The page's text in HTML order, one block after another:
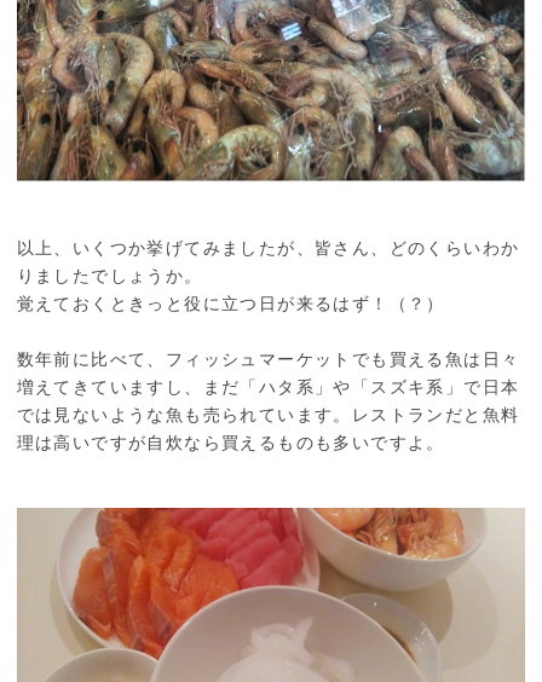
以上、いくつか挙げてみましたが、皆さん、どのくらいわか
りましたでしょうか。
覚えておくときっと役に立つ日が来るはず！（？）
数年前に比べて、フィッシュマーケットでも買える魚は日々
増えてきていますし、まだ「ハタ系」や「スズキ系」で日本
では見ないような魚も売られています。レストランだと魚料
理は高いですが自炊なら買えるものも多いですよ。